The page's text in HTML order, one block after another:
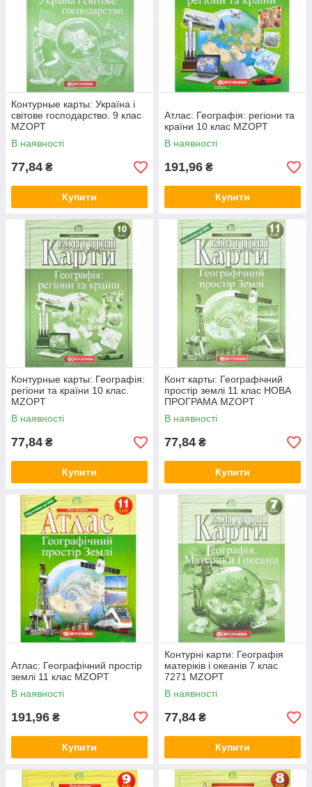
Контурные карты: Україна і
світове господарство. 9 клас
MZOPT
В наявності
77,84 ₴
Купити
Атлас: Географія: регіони та
країни 10 клас MZOPT
В наявності
191,96 ₴
Купити
Контурные карты: Географія:
регіони та країни 10 клас.
MZOPT
В наявності
77,84 ₴
Купити
Конт карты: Географічний
простір землі 11 клас НОВА
ПРОГРАМА MZOPT
В наявності
77,84 ₴
Купити
Атлас: Географічний простір
землі 11 клас MZOPT
В наявності
191,96 ₴
Купити
Контурні карти: Географiя
матерікiв i океанiв 7 клас
7271 MZOPT
В наявності
77,84 ₴
Купити